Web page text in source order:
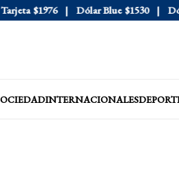
$1976 Dólar Blue $1530
INTERNACIONALES